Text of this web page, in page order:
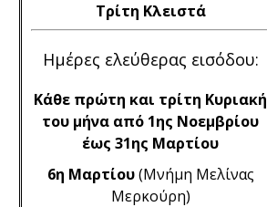
Τρίτη Κλειστά
Ημέρες ελεύθερας εισόδου:
Κάθε πρώτη και τρίτη Κυριακή
του μήνα από 1ης Νοεμβρίου
έως 31ης Μαρτίου
6η Μαρτίου(Μνήμη Μελίνας
Μερκούρη)